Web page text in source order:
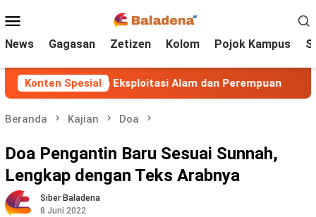
ke
kontenMobile
News Gagasan Zetizen Kolom Pojok Kampus
Konten Spesial
Melawan Eksploitasi Alam dan Perempuan
Beranda Kajian Doa
Doa Pengantin Baru Sesuai Sunnah,
Lengkap dengan Teks Arabnya
Siber Baladena
8 Juni 2022